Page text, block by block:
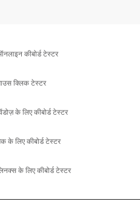
कीबोर्ड टेस्टर
क्लिक टेस्टर
के लिए कीबोर्ड टेस्टर
के लिए कीबोर्ड टेस्टर
के लिए कीबोर्ड टेस्टर